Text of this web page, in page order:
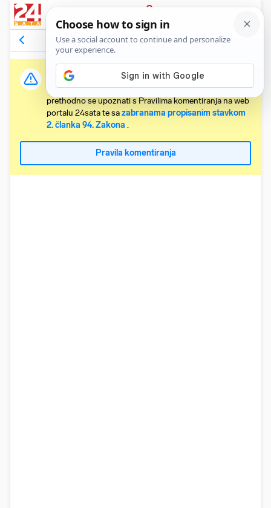
PRIJAVA
Komentari14 Relevantni
Važna obavijest:
Svaki korisnik koji želi komentirati članke obvezan je
prethodno se upoznati s Pravilima komentiranja na web
portalu 24sata te sazabranama propisanim stavkom
2. članka 94. Zakona .
Pravila komentiranja